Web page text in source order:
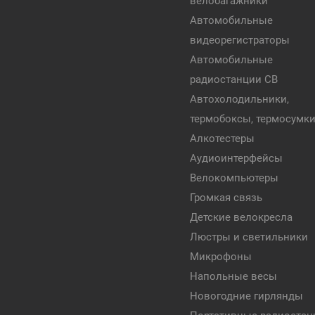
Автомобильные
видеорегистраторы
Автомобильные
радиостанции CB
Автохолодильники,
термобоксы,
Алкотестеры
Аудиоинтерфейсы
Велокомпьютеры
Громкая связь
Детские велокресла
Люстры и светильники
Микрофоны
Напольные весы
Новогодние гирлянды